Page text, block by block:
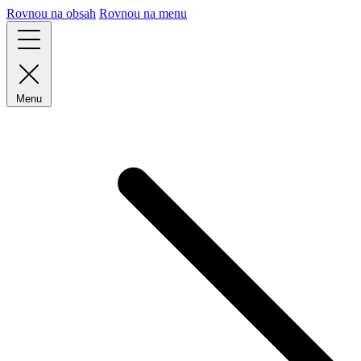
Rovnou na obsah Rovnou na menu
Menu